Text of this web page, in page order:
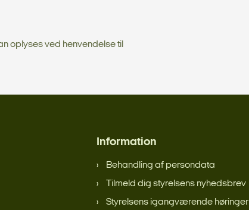
oplyses ved henvendelse til
Information
Behandling af persondata
Tilmeld dig styrelsens nyhedsbrev
Styrelsens igangværende høringer